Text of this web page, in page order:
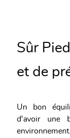
Sûr
et de
Un bon
d'avoir une
environnement.